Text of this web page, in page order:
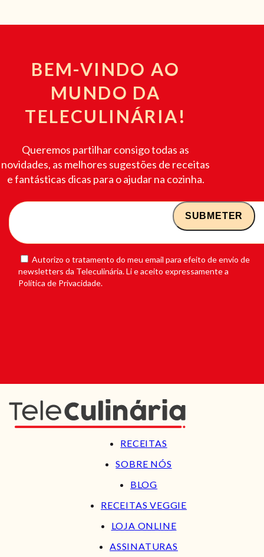
BEM-VINDO AO
MUNDO DA
TELECULINÁRIA!
Queremos partilhar consigo todas as
novidades, as melhores sugestões de receitas
e fantásticas dicas para o ajudar na cozinha.
Autorizo o tratamento do meu email para efeito de envio de
newsletters da Teleculinária. Li e aceito expressamente a
Política de Privacidade.
RECEITAS
SOBRE NÓS
BLOG
RECEITAS VEGGIE
LOJA ONLINE
ASSINATURAS